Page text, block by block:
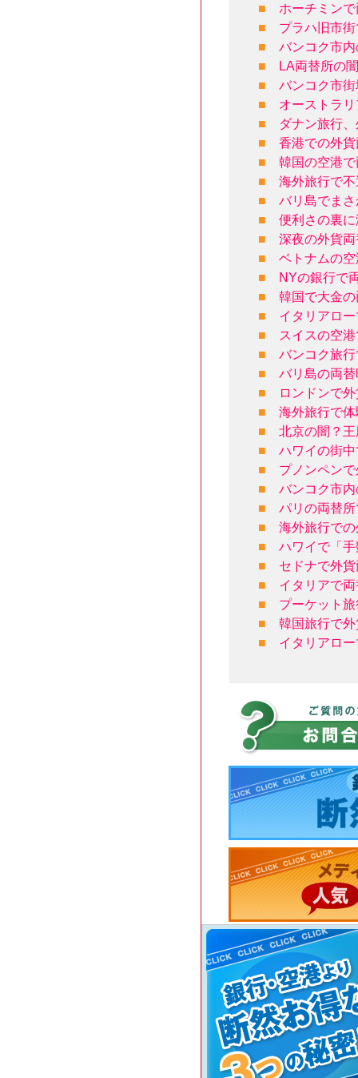
■
ホーチミン
■
プラハ旧市
■
バンコク市
■
LA両替所の
■
バンコク市
■
オーストラ
■
ダナン旅行
■
香港での外
■
韓国の空港
■
海外旅行で
■
バリ島でま
■
便利さの裏
■
深夜の外貨
■
ベトナムの
■
NYの銀行で
■
韓国で大金
■
イタリアロ
■
スイスの空
■
バンコク旅
■
バリ島の両
■
ロンドンで
■
海外旅行で
■
北京の闇？
■
ハワイの街
■
プノンペン
■
バンコク市
■
パリの両替
■
海外旅行で
■
ハワイで「
■
セドナで外
■
イタリアで
■
プーケット
■
韓国旅行で
■
イタリアロ